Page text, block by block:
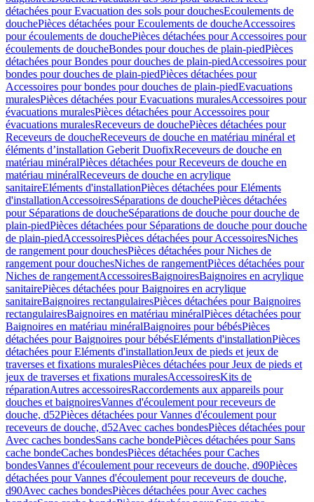
détachées pour Evacuation des sols pour douchesEcoulements de
douchePièces détachées pour Ecoulements de doucheAccessoires
pour écoulements de douchePièces détachées pour Accessoires pour
écoulements de doucheBondes pour douches de plain-piedPièces
détachées pour Bondes pour douches de plain-piedAccessoires pour
bondes pour douches de plain-piedPièces détachées pour
Accessoires pour bondes pour douches de plain-piedEvacuations
muralesPièces détachées pour Evacuations muralesAccessoires pour
évacuations muralesPièces détachées pour Accessoires pour
évacuations muralesReceveurs de douchePièces détachées pour
Receveurs de doucheReceveurs de douche en matériau minéral et
éléments d’installation Geberit DuofixReceveurs de douche en
matériau minéralPièces détachées pour Receveurs de douche en
matériau minéralReceveurs de douche en acrylique
sanitaireEléments d'installationPièces détachées pour Eléments
d'installationAccessoiresSéparations de douchePièces détachées
pour Séparations de doucheSéparations de douche pour douche de
plain-piedPièces détachées pour Séparations de douche pour douche
de plain-piedAccessoiresPièces détachées pour AccessoiresNiches
de rangement pour douchesPièces détachées pour Niches de
rangement pour douchesNiches de rangementPièces détachées pour
Niches de rangementAccessoiresBaignoiresBaignoires en acrylique
sanitairePièces détachées pour Baignoires en acrylique
sanitaireBaignoires rectangulairesPièces détachées pour Baignoires
rectangulairesBaignoires en matériau minéralPièces détachées pour
Baignoires en matériau minéralBaignoires pour bébésPièces
détachées pour Baignoires pour bébésEléments d'installationPièces
détachées pour Eléments d'installationJeux de pieds et jeux de
traverses et fixations muralesPièces détachées pour Jeux de pieds et
jeux de traverses et fixations muralesAccessoiresKits de
réparationAutres accessoiresRaccordements aux appareils pour
douches et baignoiresVannes d'écoulement pour receveurs de
douche, d52Pièces détachées pour Vannes d'écoulement pour
receveurs de douche, d52Avec caches bondesPièces détachées pour
Avec caches bondesSans cache bondePièces détachées pour Sans
cache bondeCaches bondesPièces détachées pour Caches
bondesVannes d'écoulement pour receveurs de douche, d90Pièces
détachées pour Vannes d'écoulement pour receveurs de douche,
d90Avec caches bondesPièces détachées pour Avec caches